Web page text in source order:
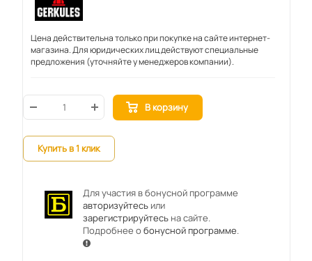
Цена действительна только при покупке на сайте интернет-
магазина. Для юридических лиц действуют специальные
предложения (уточняйте у менеджеров компании).
В корзину
Купить в 1 клик
Для участия в бонусной программе
авторизуйтесьили
зарегистрируйтесьна сайте.
Подробнее обонусной программе.